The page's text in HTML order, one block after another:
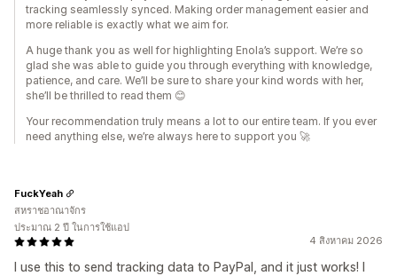
tracking seamlessly synced. Making order management easier and
more reliable is exactly what we aim for.
A huge thank you as well for highlighting Enola’s support. We’re so
glad she was able to guide you through everything with knowledge,
patience, and care. We’ll be sure to share your kind words with her,
she’ll be thrilled to read them 😊
Your recommendation truly means a lot to our entire team. If you ever
need anything else, we’re always here to support you 🚀
4 สิงหาคม 2026
I use this to send tracking data to PayPal, and it just works! I
FuckYeah
สหราชอาณาจักร
ประมาณ 2 ปี ในการใช้แอป